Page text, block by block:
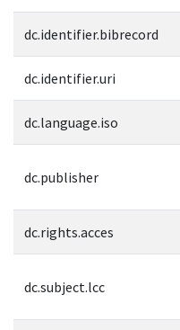
dc.identifier.bibrecord
dc.identifier.uri
dc.language.iso
dc.publisher
dc.rights.acces
dc.subject.lcc